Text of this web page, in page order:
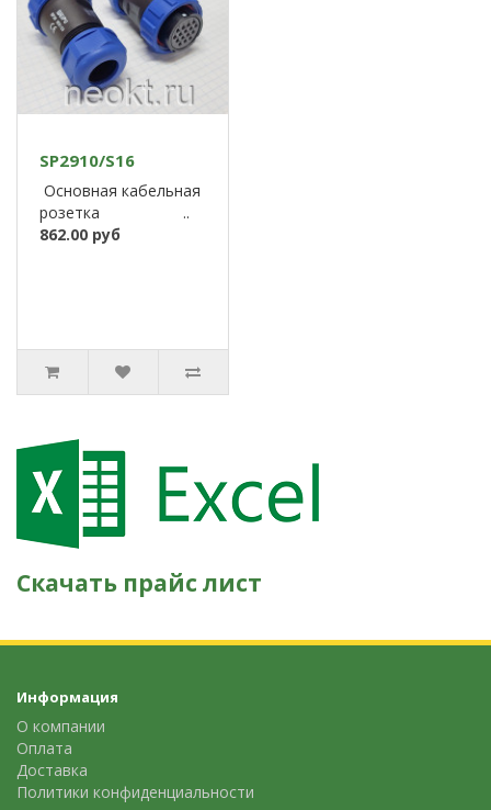
SP2910/S16
Основная кабельная
розетка ..
862.00 руб
Скачать прайс лист
Информация
О компании
Оплата
Доставка
Политики конфиденциальности